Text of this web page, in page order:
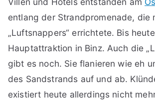
entlang der Strandpromenade, die
„Luftsnappers“ errichtete. Bis
Hauptattraktion in Binz. Auch die
gibt es noch. Sie flanieren wie eh
des Sandstrands auf und ab.
existiert heute allerdings nicht